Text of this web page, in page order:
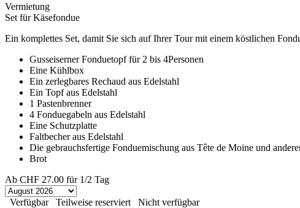
Vermietung
Set für Käsefondue
Ein komplettes Set, damit Sie sich auf Ihrer Tour mit einem köstlichen
Gusseiserner Fonduetopf für 2 bis 4Personen
Eine Kühlbox
Ein zerlegbares Rechaud aus Edelstahl
Ein Topf aus Edelstahl
1 Pastenbrenner
4 Fonduegabeln aus Edelstahl
Eine Schutzplatte
Faltbecher aus Edelstahl
Die gebrauchsfertige Fonduemischung aus Tête de Moine und
Brot
Ab CHF 27.00 für 1/2 Tag
Verfügbar Teilweise reserviert
Nicht verfügbar